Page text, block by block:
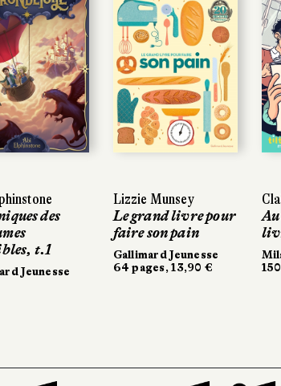
des
t.1
Jeunesse
Lizzie Munsey
Le grand livre pour
faire son pain
Gallimard Jeunesse
64 pages, 13,90 €